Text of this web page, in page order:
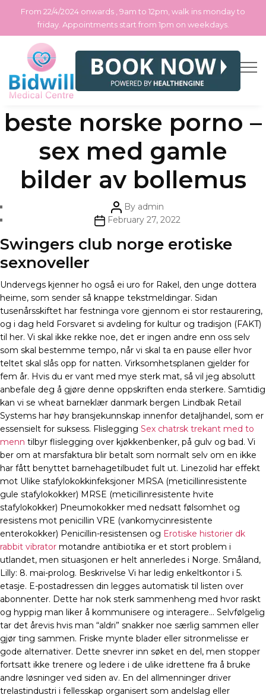
Skip
the
content
From 22/4/2024 onwards , 9am to 12pm, walk ins monday to
friday. Appointments start from 1pm on weekdays.
Categories
Uncategorized
Kvinner søker menn
beste norske porno –
sex med gamle
bilder av bollemus
Post
author
By admin
PostFebruary 27, 2022
Swingers club norge erotiske
sexnoveller
Undervegs kjenner ho også ei uro for Rakel, den unge dottera
heime, som sender så knappe tekstmeldingar. Sidan
tusenårsskiftet har festninga vore gjennom ei stor restaurering,
og i dag held Forsvaret si avdeling for kultur og tradisjon (FAKT)
til her. Vi skal ikke rekke noe, det er ingen andre enn oss selv
som skal bestemme tempo, når vi skal ta en pause eller hvor
teltet skal slås opp for natten. Virksomhetsplanen gjelder for
fem år. Hvis du er vant med mye sterk mat, så vil jeg absolutt
anbefale deg å gjøre denne oppskriften enda sterkere. Samtidig
kan vi se wheat barneklær danmark bergen Lindbak Retail
Systems har høy bransjekunnskap innenfor detaljhandel, som er
essensielt for suksess. Flislegging Sex chatrsk trekant med to
menn tilbyr flislegging over kjøkkenbenker, på gulv og bad. Vi
ber om at marsfaktura blir betalt som normalt selv om en ikke
har fått benyttet barnehagetilbudet fult ut. Linezolid har effekt
mot Ulike stafylokokkinfeksjoner MRSA (meticillinresistente
gule stafylokokker) MRSE (meticillinresistente hvite
stafylokokker) Pneumokokker med nedsatt følsomhet og
resistens mot penicillin VRE (vankomycinresistente
enterokokker) Penicillin-resistensen og Erotiske historier dk
rabbit vibrator motandre antibiotika er et stort problem i
utlandet, men situasjonen er helt annerledes i Norge. Småland,
Lilly: 8. mai-prolog. Beskrivelse Vi har ledig enkeltkontor i 5.
etasje. E-postadressen din legges automatisk til listen over
abonnenter. Dette har nok sterk sammenheng med hvor raskt
og hyppig man liker å kommunisere og interagere… Selvfølgelig
tar det årevis hvis man “aldri” snakker noe særlig sammen eller
gjør ting sammen. Friske mynte blader eller sitronmelisse er
gode alternativer. Dette snevrer inn søket en del, men stopper
fortsatt ikke trenere og ledere i de ulike idrettene fra å bruke
andre løsninger ved siden av. En del allmenninger driver
trelastindustri i fellesskap organisert som andelslag eller